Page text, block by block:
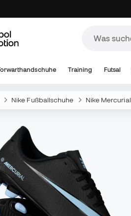
Training Futsal
Nike Fußballschuhe Nike Mercurial